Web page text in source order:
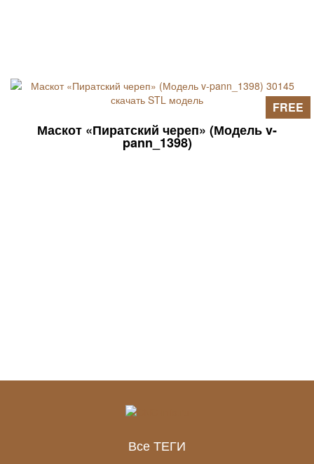
Маскот «Пиратский череп» (Модель v-
pann_1398)
FREE
Все ТЕГИ